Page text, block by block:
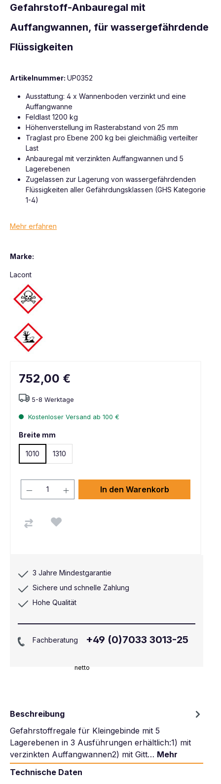
Gefahrstoff-Anbauregal mit
Auffangwannen, für wassergefährdende
Flüssigkeiten
Artikelnummer: UP0352
Ausstattung: 4 x Wannenboden verzinkt und eine
Auffangwanne
Feldlast 1200 kg
Höhenverstellung im Rasterabstand von 25 mm
Traglast pro Ebene 200 kg bei gleichmäßig verteilter
Last
Anbauregal mit verzinkten Auffangwannen und 5
Lagerebenen
Zugelassen zur Lagerung von wassergefährdenden
Flüssigkeiten aller Gefährdungsklassen (GHS Kategorie
1-4)
Mehr erfahren
Marke:
Lacont
752,00 €
netto
5-8 Werktage
Kostenloser Versand ab 100 €
Breite mm
1010 1310
In den Warenkorb
3 Jahre Mindestgarantie
Sichere und schnelle Zahlung
Hohe Qualität
Fachberatung +49 (0)7033 3013-25
Beschreibung
Gefahrstoffregale für Kleingebinde mit 5
Lagerebenen in 3 Ausführungen erhältlich:1) mit
verzinkten Auffangwannen2) mit Gitt… Mehr
Technische Daten